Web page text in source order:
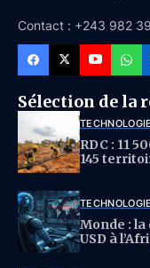
Contact : +243 982
Sélection de la
TECHNOLOGIE
RDC : 11
145
TECHNOLOGIE
Monde :
USD à